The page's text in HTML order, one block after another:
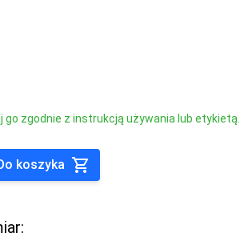
zgodnie z instrukcją używania lub etykietą.
koszyka